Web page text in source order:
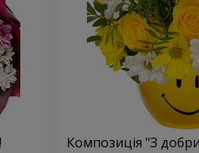
Композиція "З